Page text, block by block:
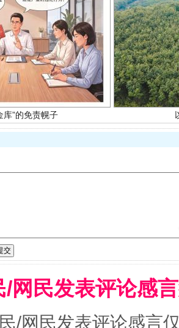
库”的免责幌子
/网民发表评论感
/网民发表评论感言